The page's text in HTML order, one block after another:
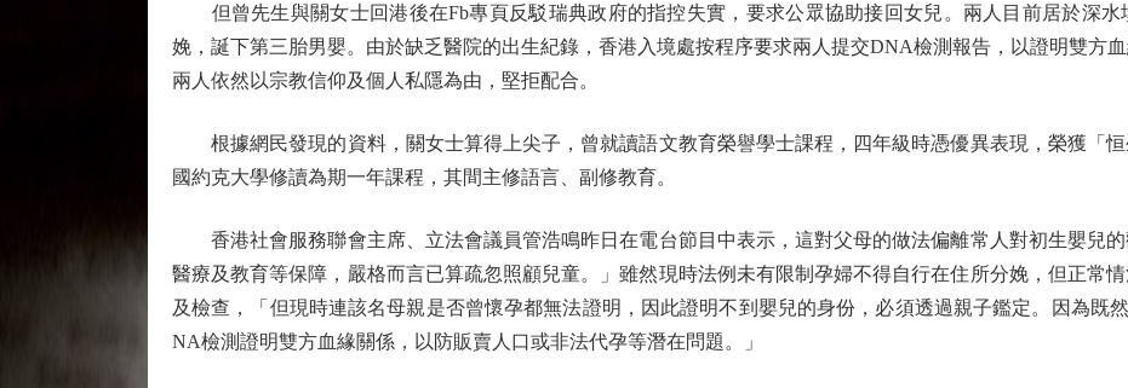
但曾先生與關女士回港後在Fb專頁反駁瑞典政府的指控失實，要求公眾協助接回女兒。兩人目前居於深水
娩，誕下第三胎男嬰。由於缺乏醫院的出生紀錄，香港入境處按程序要求兩人提交DNA檢測報告，以證明雙方
兩人依然以宗教信仰及個人私隱為由，堅拒配合。
根據網民發現的資料，關女士算得上尖子，曾就讀語文教育榮譽學士課程，四年級時憑優異表現，榮獲「
國約克大學修讀為期一年課程，其間主修語言、副修教育。
香港社會服務聯會主席、立法會議員管浩鳴昨日在電台節目中表示，這對父母的做法偏離常人對初生嬰兒
醫療及教育等保障，嚴格而言已算疏忽照顧兒童。」雖然現時法例未有限制孕婦不得自行在住所分娩，但正常
及檢查，「但現時連該名母親是否曾懷孕都無法證明，因此證明不到嬰兒的身份，必須透過親子鑑定。因為既
NA檢測證明雙方血緣關係，以防販賣人口或非法代孕等潛在問題。」